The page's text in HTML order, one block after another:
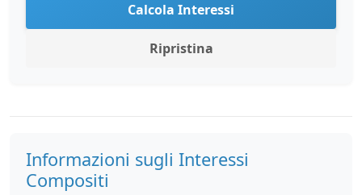
Calcola Interessi
Ripristina
Informazioni sugli Interessi
Compositi